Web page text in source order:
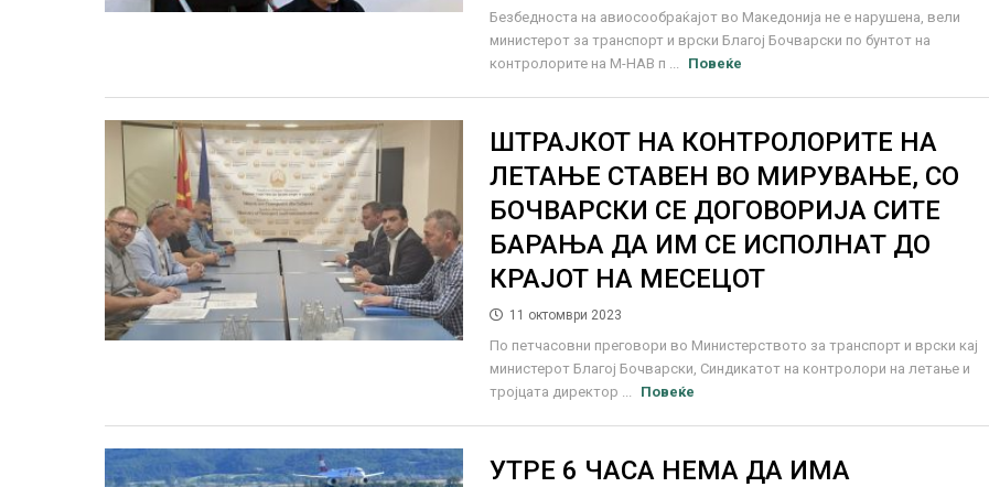
Безбедноста на авиосообраќајот во Македонија не е нарушена, вели
министерот за транспорт и врски Благој Бочварски по бунтот на
контролорите на М-НАВ п ...
Повеќе
ШТРАЈКОТ НА КОНТРОЛОРИТЕ НА
ЛЕТАЊЕ СТАВЕН ВО МИРУВАЊЕ, СО
БОЧВАРСКИ СЕ ДОГОВОРИЈА СИТЕ
БАРАЊА ДА ИМ СЕ ИСПОЛНАТ ДО
КРАЈОТ НА МЕСЕЦОТ
11 октомври 2023
По петчасовни преговори во Министерството за транспорт и врски кај
министерот Благој Бочварски, Синдикатот на контролори на летање и
тројцата директор ...
Повеќе
УТРЕ 6 ЧАСА НЕМА ДА ИМА